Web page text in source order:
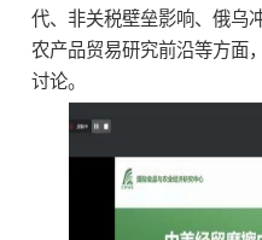
代、非关税壁垒影响、俄乌
农产品贸易研究前沿等方面
讨论。